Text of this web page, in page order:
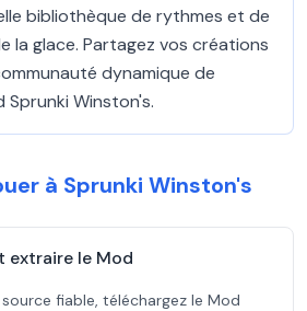
bibliothèque de rythmes et de
la glace. Partagez vos créations
dynamique de
Sprunki Winston's.
à Sprunki Winston's
extraire le Mod
source fiable, téléchargez le Mod